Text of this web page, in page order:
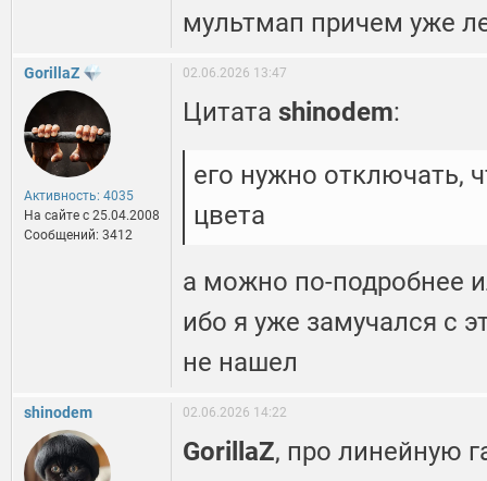
мультмап причем уже
GorillaZ
Активность: 4035
На сайте c 25.04.2008
Сообщений: 3412
02.06.2026 13:47
Цитата shinodem:
его нужно отключать,
цвета
а можно по-подробнее
ибо я уже замучался с
не нашел
shinodem 02.06.2026 14:22
GorillaZ, про линейную